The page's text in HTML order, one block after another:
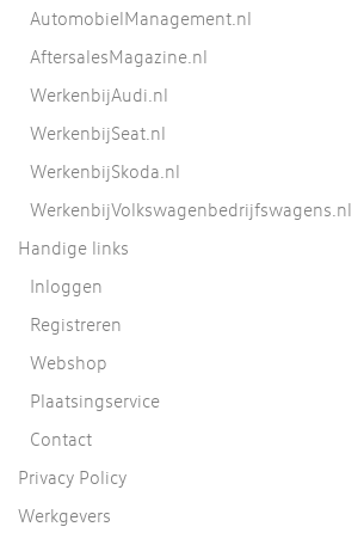
AutomobielManagement.nl
AftersalesMagazine.nl
WerkenbijAudi.nl
WerkenbijSeat.nl
WerkenbijSkoda.nl
WerkenbijVolkswagenbedrijfswagens.nl
Handige links
Inloggen
Registreren
Webshop
Plaatsingservice
Contact
Privacy Policy
Werkgevers